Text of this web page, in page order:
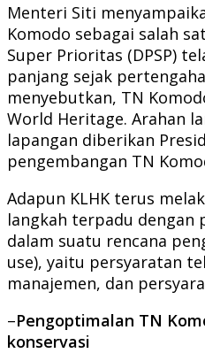
Menteri Siti
Komodo sebagai salah
Super Prioritas (DPSP)
panjang sejak
menyebutkan, TN
World Heritage. Arahan
lapangan diberikan
pengembangan TN
Adapun KLHK terus
langkah terpadu dengan
dalam suatu rencana
use), yaitu persyaratan
manajemen, dan
–Pengoptimalan TN
konservasi